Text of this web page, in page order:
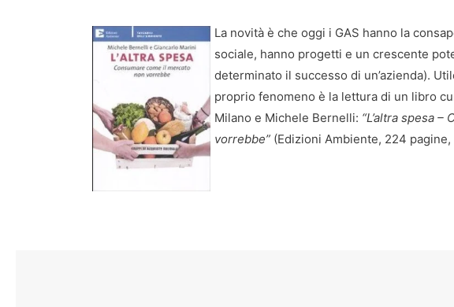
La novità è che oggi i GAS hanno la
sociale, hanno progetti e un crescente
determinato il successo di un’azienda).
proprio fenomeno è la lettura di un libro
Milano e Michele Bernelli: “L’altra spesa
vorrebbe” (Edizioni Ambiente, 224 pagine,